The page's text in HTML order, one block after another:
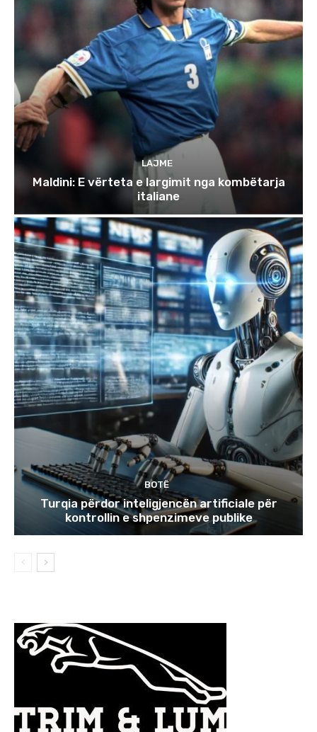
LAJME
Maldini: E vërteta e largimit nga kombëtarja
italiane
BOTË
Turqia përdor inteligjencën artificiale për
kontrollin e shpenzimeve publike